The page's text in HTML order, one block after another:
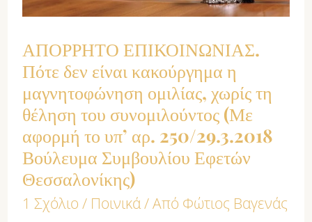
ΑΠΟΡΡΗΤΟ ΕΠΙΚΟΙΝΩΝΙΑΣ.
Πότε δεν είναι κακούργημα η
μαγνητοφώνηση ομιλίας, χωρίς τη
θέληση του συνομιλούντος (Με
αφορμή το υπ’ αρ. 250/29.3.2018
Βούλευμα Συμβουλίου Εφετών
Θεσσαλονίκης)
1 Σχόλιο / Ποινικά/ Από Φώτιος Βαγενάς
κακούργημα
η
μαγνητοφώνηση
ομιλίας,
χωρίς
τη
θέληση
του